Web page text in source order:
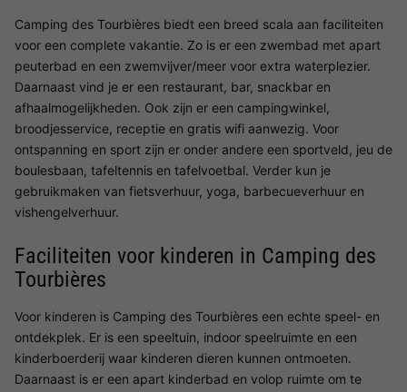
Camping des Tourbières biedt een breed scala aan faciliteiten
voor een complete vakantie. Zo is er een zwembad met apart
peuterbad en een zwemvijver/meer voor extra waterplezier.
Daarnaast vind je er een restaurant, bar, snackbar en
afhaalmogelijkheden. Ook zijn er een campingwinkel,
broodjesservice, receptie en gratis wifi aanwezig. Voor
ontspanning en sport zijn er onder andere een sportveld, jeu de
boulesbaan, tafeltennis en tafelvoetbal. Verder kun je
gebruikmaken van fietsverhuur, yoga, barbecueverhuur en
vishengelverhuur.
Faciliteiten voor kinderen in Camping des
Tourbières
Voor kinderen is Camping des Tourbières een echte speel- en
ontdekplek. Er is een speeltuin, indoor speelruimte en een
kinderboerderij waar kinderen dieren kunnen ontmoeten.
Daarnaast is er een apart kinderbad en volop ruimte om te